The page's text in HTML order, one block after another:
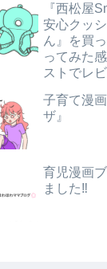
『西松屋
安心クッ
ん』を買
ってみた
ストでレビ
子育て漫
ザ』
育児漫画
ました‼